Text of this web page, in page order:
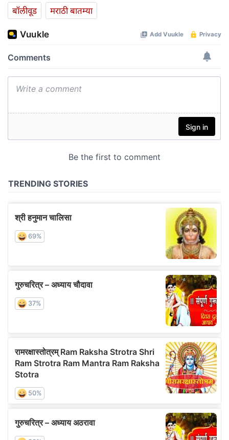
बॉलीवूड मराठी बातम्या